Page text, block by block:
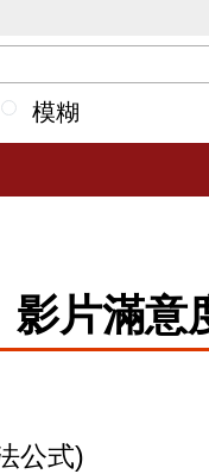
模糊
影片滿意
公式)